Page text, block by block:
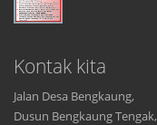
Kontak kita
Jalan Desa Bengkaung,
Dusun Bengkaung Tengak,